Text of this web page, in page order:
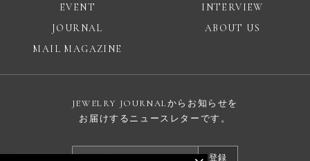
EVENT
INTERVIEW
JOURNAL
ABOUT US
MAIL MAGAZINE
JEWELRY JOURNALからお知らせを
お届けするニュースレターです。
登録